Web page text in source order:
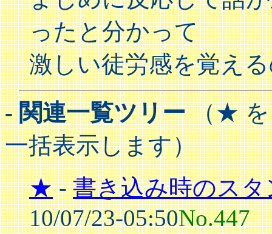
ったと分かって
激しい徒労感を覚え
- 関連一覧ツリー（★ を
一括表示します）
★-書き込み時のスタ
10/07/23-05:50No.447